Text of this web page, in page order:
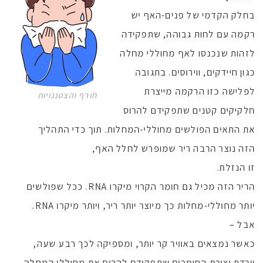
חורף והצטננויות
בחלק הקדמי של פנים-האף יש
רקמה עם לחות גבוהה, שתפקידה
לזהות שנכנסו לאף מחוללי מחלה
כגון חיידקים, ווירוסים. בתגובה
לפלישה כזו הרקמה מייצרת
חלקיקים קטנים שתפקידם להרוס
את התאים הפולשים מחוללי-המחלות. תוך כדי התהליך
הזה נוצר הרבה ריר שמופרש לחלל האף,
זו הנזלת.
הריר הזה מכיל גם חומר הקרוי מיקרו RNA. ככל שפולשים
יותר מחוללי-מחלות כך מיוצר יותר ריר, ויותר מיקרו RNA.
אבל –
כאשר נמצאים באוויר קר יותר, ומספיקה לכך רבע שעה,